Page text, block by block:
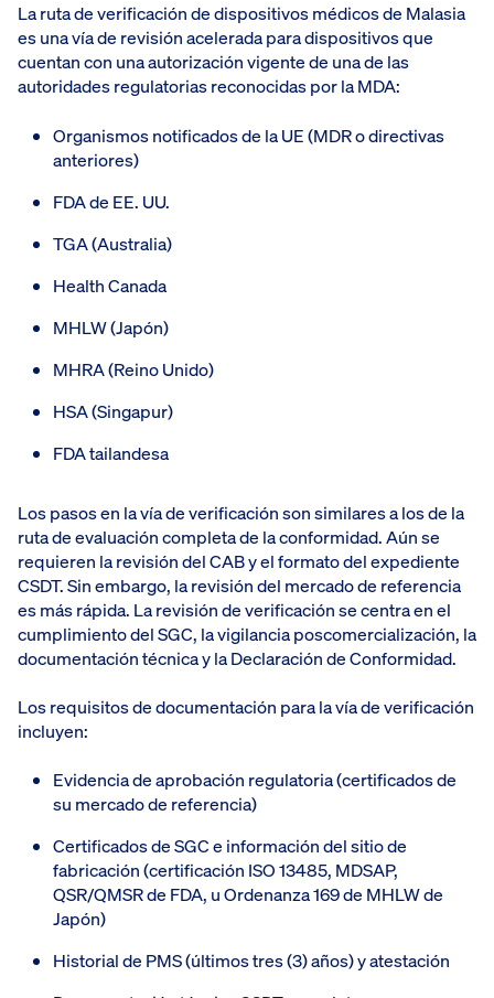
La ruta de verificación de dispositivos médicos de Malasia
es una vía de revisión acelerada para dispositivos que
cuentan con una autorización vigente de una de las
autoridades regulatorias reconocidas por la MDA:
Organismos notificados de la UE (MDR o directivas
anteriores)
FDA de EE. UU.
TGA (Australia)
Health Canada
MHLW (Japón)
MHRA (Reino Unido)
HSA (Singapur)
FDA tailandesa
Los pasos en la vía de verificación son similares a los de la
ruta de evaluación completa de la conformidad. Aún se
requieren la revisión del CAB y el formato del expediente
CSDT. Sin embargo, la revisión del mercado de referencia
es más rápida. La revisión de verificación se centra en el
cumplimiento del SGC, la vigilancia poscomercialización, la
documentación técnica y la Declaración de Conformidad.
Los requisitos de documentación para la vía de verificación
incluyen:
Evidencia de aprobación regulatoria (certificados de
su mercado de referencia)
Certificados de SGC e información del sitio de
fabricación (certificación ISO 13485, MDSAP,
QSR/QMSR de FDA, u Ordenanza 169 de MHLW de
Japón)
Historial de PMS (últimos tres (3) años) y atestación